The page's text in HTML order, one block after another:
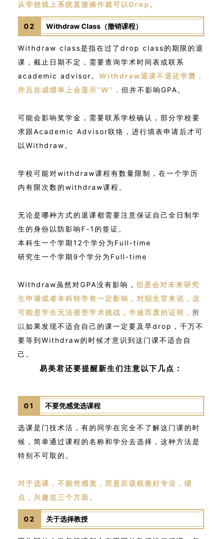
从学校线上系统直接操作就可以Drop。
02 Withdraw Class（撤销课程）
Withdraw class是指在过了drop class的期限的退
课，截止日期不定，需要查询学术时间表或联系
academic advisor。 Withdraw退课不退还学费，
并且在成绩单上会显示“W”， 但并不影响GPA。
可能会影响奖学金，需要联系学校确认， 部分学校要
求跟Academic Advisor联络，进行填表申请后才可
以Withdraw。
学校可能对withdraw课程有数量限制，在一个学历
内有限次数的withdraw课程。
无论是哪种方式的退课都需要注意保证自己全日制学
生的身份以防影响F-1的签证。
本科生一个学期12个学分为Full-time
研究生一个学期9个学分为Full-time
Withdraw虽然对GPA没有影响， 但是会对未来研究
生申请或者本科转学有一定影响，对招生官来说，这
可能是学生无法接受学术挑战，半途而废的证明， 所
以 如果发现不适合自己的课一定要及早drop，千万不
要等到Withdraw的时候才意识到这门课不适合自
己 。
易美君还要提醒新生们注意以下几点：
01 不要凭感觉选课程
选课是门技术活，有的同学在完全不了解这门课的时
候，简单通过课程的名称和学分去选择，这种方法是
特别不可取的。
对于选课，不能凭感觉，而是应该权衡好专业，绩
点，兴趣这三个方面。
02 关于选择教授